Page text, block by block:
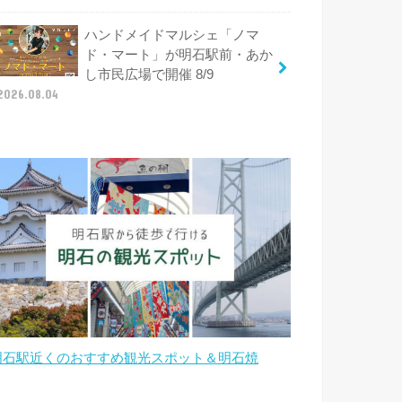
ハンドメイドマルシェ「ノマ
ド・マート」が明石駅前・あか
し市民広場で開催 8/9
石駅近くのおすすめ観光スポット＆明石焼